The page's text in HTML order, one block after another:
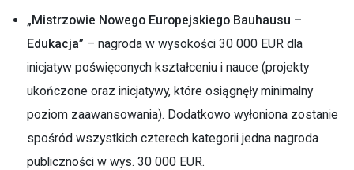
„Mistrzowie Nowego Europejskiego Bauhausu –
Edukacja” – nagroda w wysokości 30 000 EUR dla
inicjatyw poświęconych kształceniu i nauce (projekty
ukończone oraz inicjatywy, które osiągnęły minimalny
poziom zaawansowania). Dodatkowo wyłoniona zostanie
spośród wszystkich czterech kategorii jedna nagroda
publiczności w wys. 30 000 EUR.